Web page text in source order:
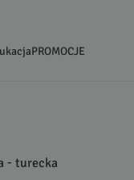
PROMOCJE
- turecka